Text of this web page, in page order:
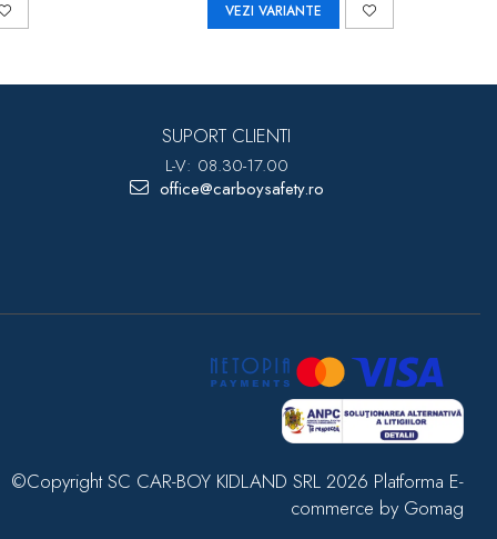
VEZI VARIANTE
SUPORT CLIENTI
L-V: 08.30-17.00
office@carboysafety.ro
©Copyright SC CAR-BOY KIDLAND SRL 2026 Platforma E-
commerce by Gomag